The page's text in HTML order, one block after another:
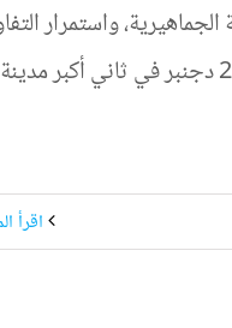
واستمرار
الاجتماعي الصارخ، وبرنامج التقشف القاسي والقمع السياسي. بدأت المظاهرات يوم الخميس 28 دجنبر في ثاني أكبر مدينة